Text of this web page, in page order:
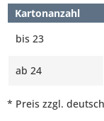
Kartonanzahl
bis 23
ab 24
* Preis zzgl.